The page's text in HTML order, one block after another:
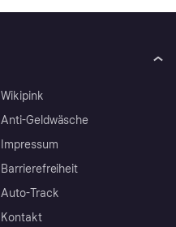
Wikipink
Anti-Geldwäsche
Impressum
Barrierefreiheit
Auto-Track
Kontakt